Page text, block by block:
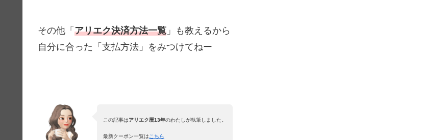
その他「 アリエク決済方法一覧 」も教えるから
自分に合った「支払方法」をみつけてねー
この記事はアリエク暦13年のわたしが執筆しました。
最新クーポン一覧は こちら